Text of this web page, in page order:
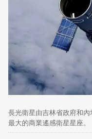
長光衛星由吉林省政府和
最大的商業遙感衛星星座。